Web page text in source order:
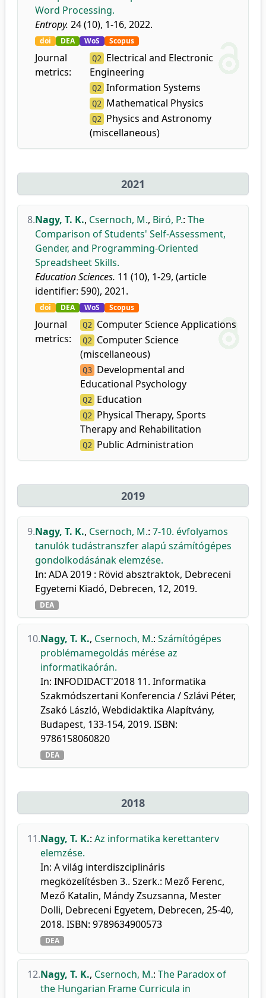
Word Processing.
Entropy. 24 (10), 1-16, 2022.
doi DEA WoS Scopus
Journal
metrics:
Q2 Electrical and Electronic
Engineering
Q2 Information Systems
Q2 Mathematical Physics
Q2 Physics and Astronomy
(miscellaneous)
2021
8.Nagy, T. K., Csernoch, M., Biró, P.: The
Comparison of Students' Self-Assessment,
Gender, and Programming-Oriented
Spreadsheet Skills.
Education Sciences. 11 (10), 1-29, (article
identifier: 590), 2021.
doi DEA WoS Scopus
Journal
metrics:
Q2 Computer Science Applications
Q2 Computer Science
(miscellaneous)
Q3 Developmental and
Educational Psychology
Q2 Education
Q2 Physical Therapy, Sports
Therapy and Rehabilitation
Q2 Public Administration
2019
9.Nagy, T. K., Csernoch, M.: 7-10. évfolyamos
tanulók tudástranszfer alapú számítógépes
gondolkodásának elemzése.
In: ADA 2019 : Rövid absztraktok, Debreceni
Egyetemi Kiadó, Debrecen, 12, 2019.
DEA
10.Nagy, T. K., Csernoch, M.: Számítógépes
problémamegoldás mérése az
informatikaórán.
In: INFODIDACT'2018 11. Informatika
Szakmódszertani Konferencia / Szlávi Péter,
Zsakó László, Webdidaktika Alapítvány,
Budapest, 133-154, 2019. ISBN:
9786158060820
DEA
2018
11.Nagy, T. K.: Az informatika kerettanterv
elemzése.
In: A világ interdiszciplináris
megközelítésben 3.. Szerk.: Mező Ferenc,
Mező Katalin, Mándy Zsuzsanna, Mester
Dolli, Debreceni Egyetem, Debrecen, 25-40,
2018. ISBN: 9789634900573
DEA
12.Nagy, T. K., Csernoch, M.: The Paradox of
the Hungarian Frame Curricula in